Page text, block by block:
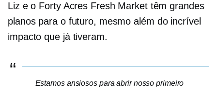
Liz e o Forty Acres Fresh Market têm grandes
planos para o futuro, mesmo além do incrível
impacto que já tiveram.
Estamos ansiosos para abrir nosso primeiro